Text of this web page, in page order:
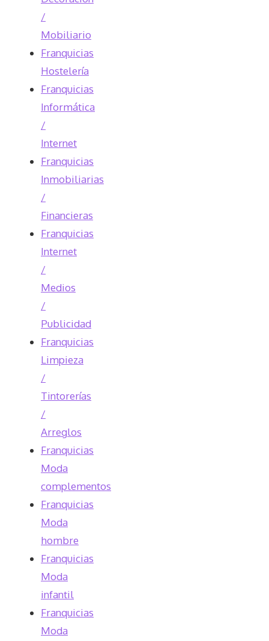
/
Mobiliario
Franquicias
Hostelería
Franquicias
Informática
/
Internet
Franquicias
Inmobiliarias
/
Financieras
Franquicias
Internet
/
Medios
/
Publicidad
Franquicias
Limpieza
/
Tintorerías
/
Arreglos
Franquicias
Moda
complementos
Franquicias
Moda
hombre
Franquicias
Moda
infantil
Franquicias
Moda